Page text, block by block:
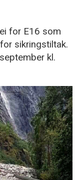
for E16 som
sikringstiltak.
kl.